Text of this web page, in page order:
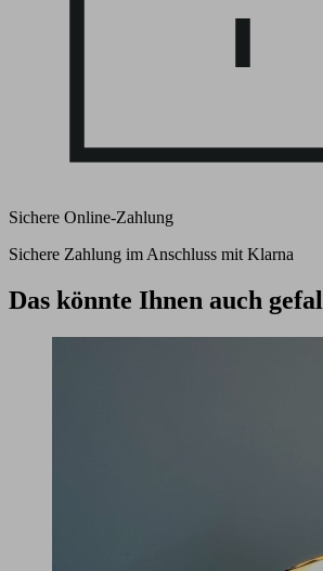
Sichere Online-Zahlung
Sichere Zahlung im Anschluss mit Klarna
Das könnte Ihnen auch